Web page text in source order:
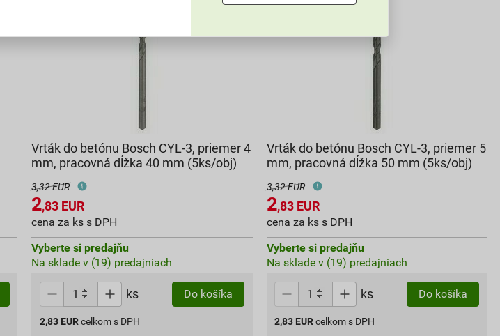
Vrták do betónu Bosch CYL-3, priemer 4
mm, pracovná dĺžka 40 mm (5ks/obj)
3,32 EUR
2,83 EUR
cena za ks s DPH
Vyberte si predajňu
Na sklade v (19) predajniach
ks Do košíka
2,83 EURcelkom s DPH
Vrták do betónu Bosch CYL-3, priemer 5
mm, pracovná dĺžka 50 mm (5ks/obj)
3,32 EUR
2,83EUR
cena za ks s DPH
Vyberte si predajňu
Na sklade v (19) predajniach
ks Do košíka
2,83 EUR celkom s DPH